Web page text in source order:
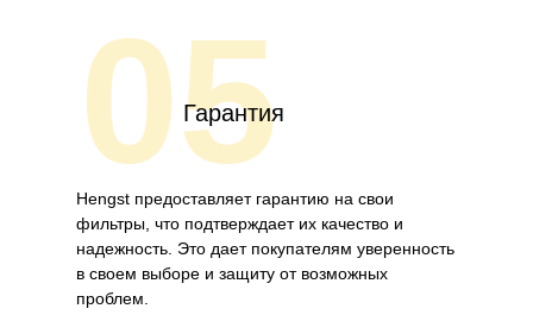
05
Гарантия
Hengst предоставляет гарантию на свои
фильтры, что подтверждает их качество и
надежность. Это дает покупателям уверенность
в своем выборе и защиту от возможных
проблем.